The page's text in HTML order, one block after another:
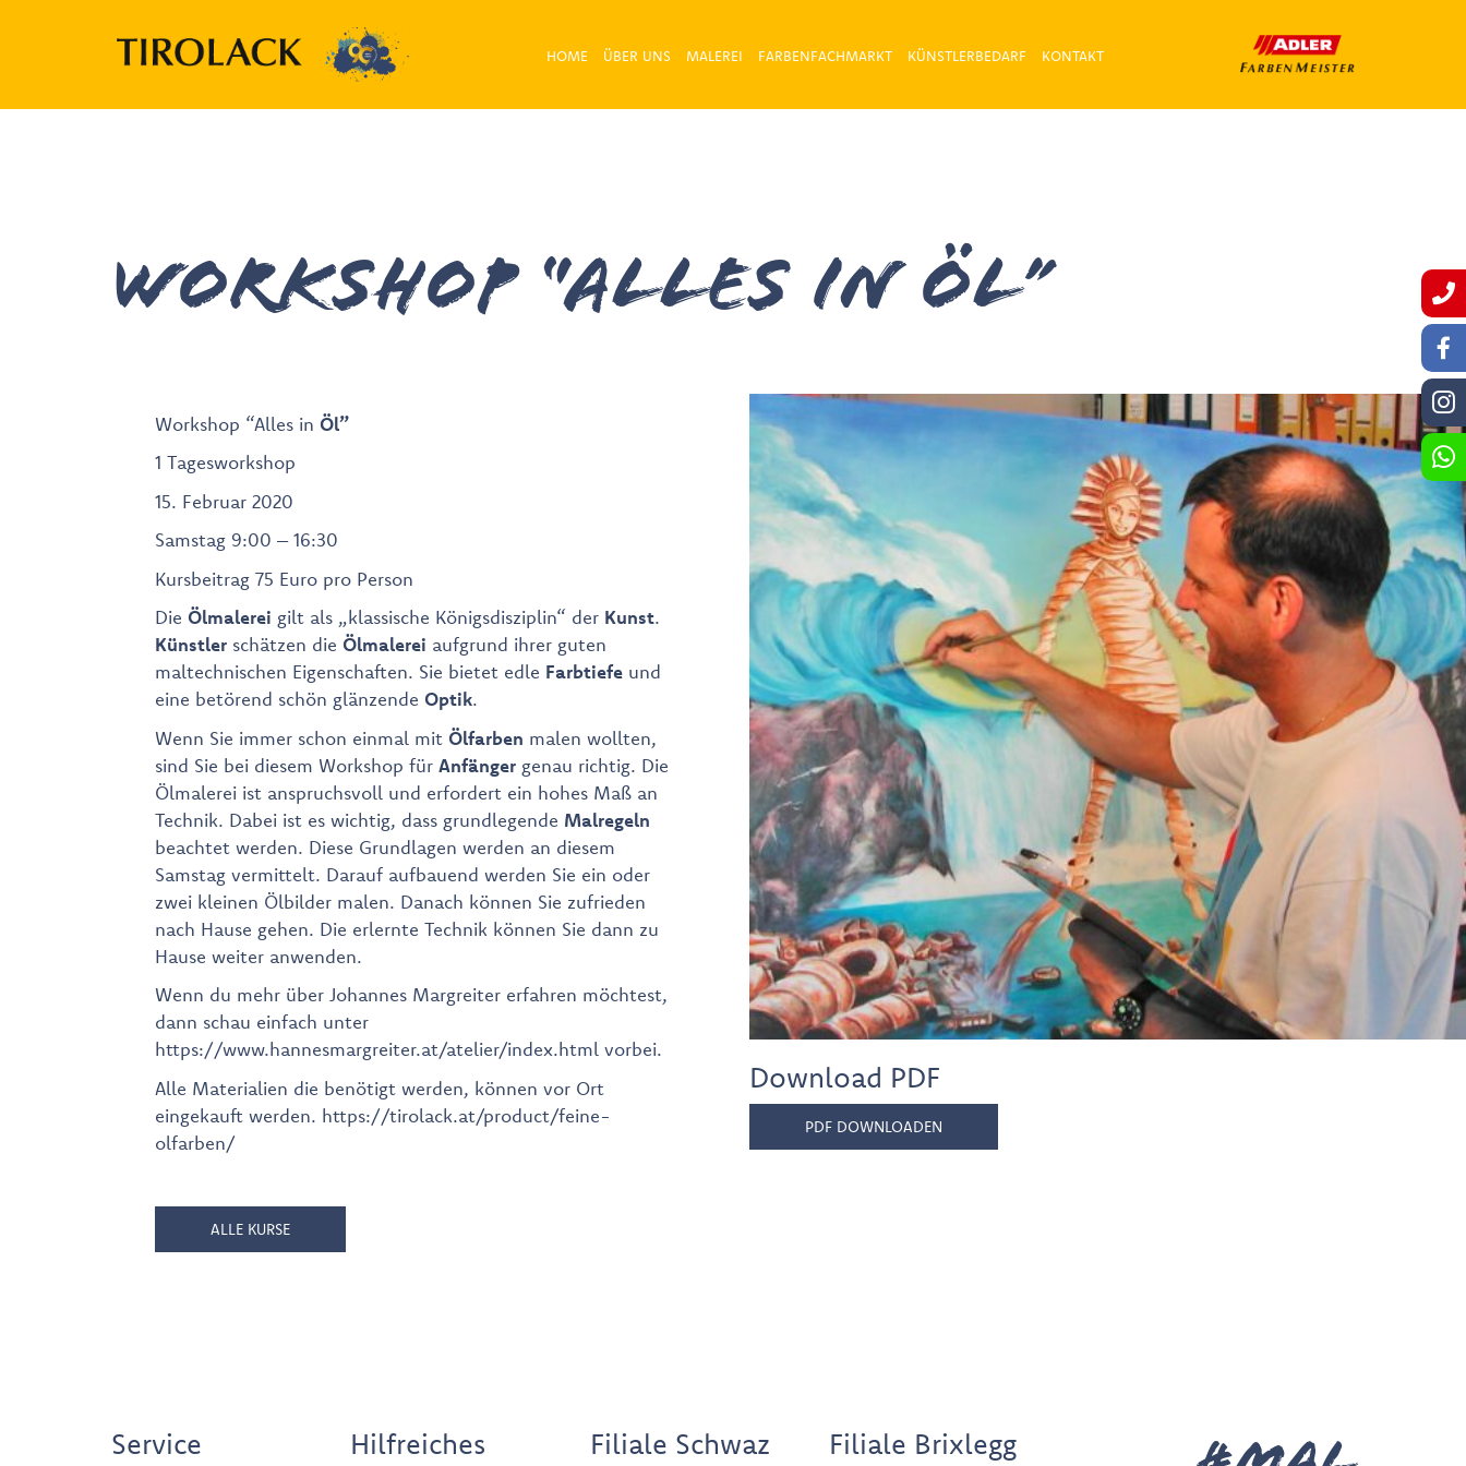
HOME ÜBER UNS MALEREI FARBENFACHMARKT KÜNSTLERBEDARF KONTAKT
Workshop “Alles in ÖL”
Workshop “Alles in Öl”
1 Tagesworkshop
15. Februar 2020
Samstag 9:00 – 16:30
Kursbeitrag 75 Euro pro Person
Die Ölmalerei gilt als „klassische Königsdisziplin“ der Kunst.
Künstler schätzen die Ölmalerei aufgrund ihrer guten
maltechnischen Eigenschaften. Sie bietet edle Farbtiefe und
eine betörend schön glänzende Optik.
Wenn Sie immer schon einmal mit Ölfarben malen wollten,
sind Sie bei diesem Workshop für Anfänger genau richtig. Die
Ölmalerei ist anspruchsvoll und erfordert ein hohes Maß an
Technik. Dabei ist es wichtig, dass grundlegende Malregeln
beachtet werden. Diese Grundlagen werden an diesem
Samstag vermittelt. Darauf aufbauend werden Sie ein oder
zwei kleinen Ölbilder malen. Danach können Sie zufrieden
nach Hause gehen. Die erlernte Technik können Sie dann zu
Hause weiter anwenden.
Wenn du mehr über Johannes Margreiter erfahren möchtest,
dann schau einfach unter
https://www.hannesmargreiter.at/atelier/index.html vorbei.
Alle Materialien die benötigt werden, können vor Ort
eingekauft werden. https://tirolack.at/product/feine-
olfarben/
ALLE KURSE
Download PDF
PDF DOWNLOADEN
Service Hilfreiches Filiale Schwaz Filiale Brixlegg